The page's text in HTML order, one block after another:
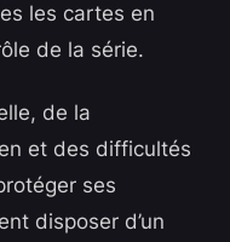
les cartes en
de la série.
de la
et des difficultés
ses
disposer d’un